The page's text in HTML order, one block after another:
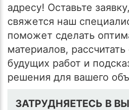
адресу! Оставьте
свяжется наш
поможет сделать
материалов,
будущих работ и
решения для вашего
ЗАТРУДНЯЕТЕСЬ В